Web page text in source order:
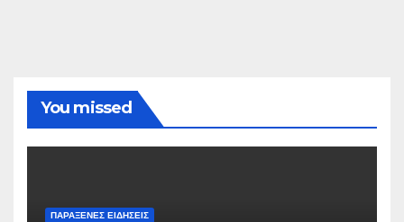
You missed
ΠΑΡΆΞΕΝΕΣ ΕΙΔΉΣΕΙΣ